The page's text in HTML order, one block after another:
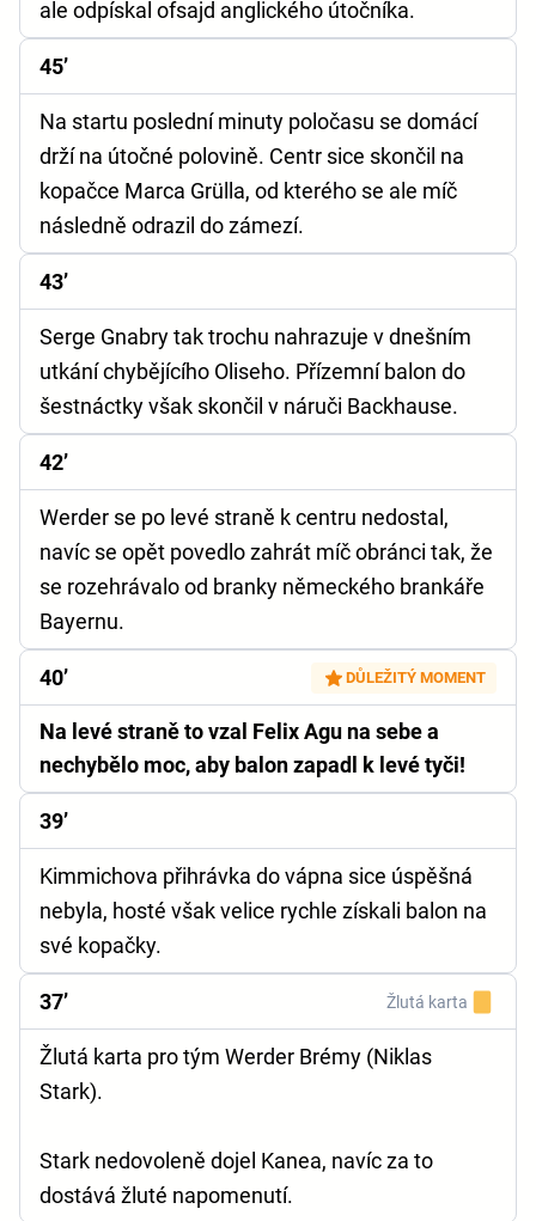
ale odpískal ofsajd anglického útočníka.
45’
Na startu poslední minuty poločasu se domácí
drží na útočné polovině. Centr sice skončil na
kopačce Marca Grülla, od kterého se ale míč
následně odrazil do zámezí.
43’
Serge Gnabry tak trochu nahrazuje v dnešním
utkání chybějícího Oliseho. Přízemní balon do
šestnáctky však skončil v náruči Backhause.
42’
Werder se po levé straně k centru nedostal,
navíc se opět povedlo zahrát míč obránci tak, že
se rozehrávalo od branky německého brankáře
Bayernu.
40’ DŮLEŽITÝ MOMENT
Na levé straně to vzal Felix Agu na sebe a
nechybělo moc, aby balon zapadl k levé tyči!
39’
Kimmichova přihrávka do vápna sice úspěšná
nebyla, hosté však velice rychle získali balon na
své kopačky.
37’ Žlutá karta
Žlutá karta pro tým Werder Brémy (Niklas
Stark).
Stark nedovoleně dojel Kanea, navíc za to
dostává žluté napomenutí.